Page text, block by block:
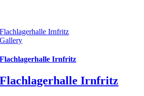
Flachlagerhalle Irnfritz
Gallery
Flachlagerhalle Irnfritz
Flachlagerhalle Irnfritz